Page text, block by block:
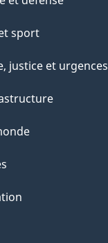
sport
justice et urgences